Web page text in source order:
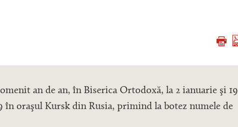
an de an, în Biserica Ortodoxă, la 2 ianuarie şi 19
în oraşul Kursk din Rusia, primind la botez numele de